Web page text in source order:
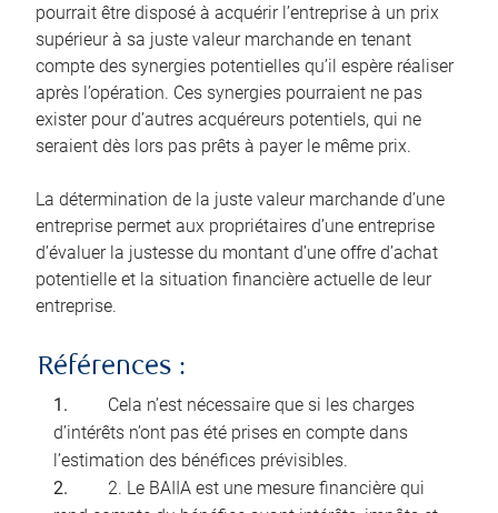
pourrait être disposé à acquérir l’entreprise à un prix
supérieur à sa juste valeur marchande en tenant
compte des synergies potentielles qu’il espère réaliser
après l’opération. Ces synergies pourraient ne pas
exister pour d’autres acquéreurs potentiels, qui ne
seraient dès lors pas prêts à payer le même prix.
La détermination de la juste valeur marchande d’une
entreprise permet aux propriétaires d’une entreprise
d’évaluer la justesse du montant d’une offre d’achat
potentielle et la situation financière actuelle de leur
entreprise.
Références :
Cela n’est nécessaire que si les charges
d’intérêts n’ont pas été prises en compte dans
l’estimation des bénéfices prévisibles.
2. Le BAIIA est une mesure financière qui